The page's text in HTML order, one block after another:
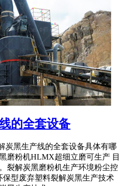
的全套设备
炭黑生产线的全套设备具体有哪
磨粉机HLMX超细立磨可生产 目
裂解炭黑磨粉机生产环境粉尘控
保型废弃塑料裂解炭黑生产技术